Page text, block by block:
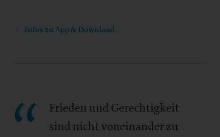
Infos zu App & Download
Frieden und Gerechtigkeit
sind nicht voneinander zu